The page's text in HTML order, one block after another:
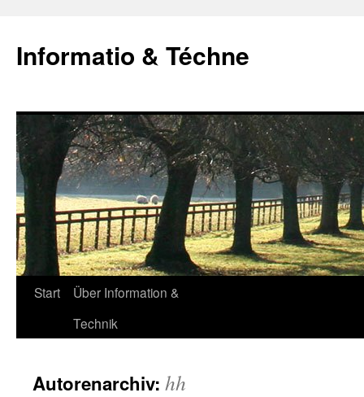
springen
Informatio & Téchne
Start
Über Information &
Technik
Autorenarchiv: hh